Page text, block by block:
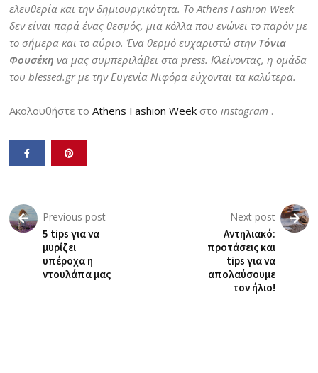
ελευθερία και την δημιουργικότητα. Το Athens Fashion Week
δεν είναι παρά ένας θεσμός, μια κόλλα που ενώνει το παρόν με
το σήμερα και το αύριο. Ένα θερμό ευχαριστώ στην Τόνια
Φουσέκηνα μας συμπεριλάβει στα press. Κλείνοντας, η ομάδα
του blessed.gr με την Ευγενία Νιφόρα εύχονται τα καλύτερα.
Ακολουθήστε τοAthens Fashion Week στοinstagram .
Previous post
5 tips για να
μυρίζει
υπέροχα η
ντουλάπα μας
Next post
Αντηλιακό:
προτάσεις και
tips για να
απολαύσουμε
τον ήλιο!